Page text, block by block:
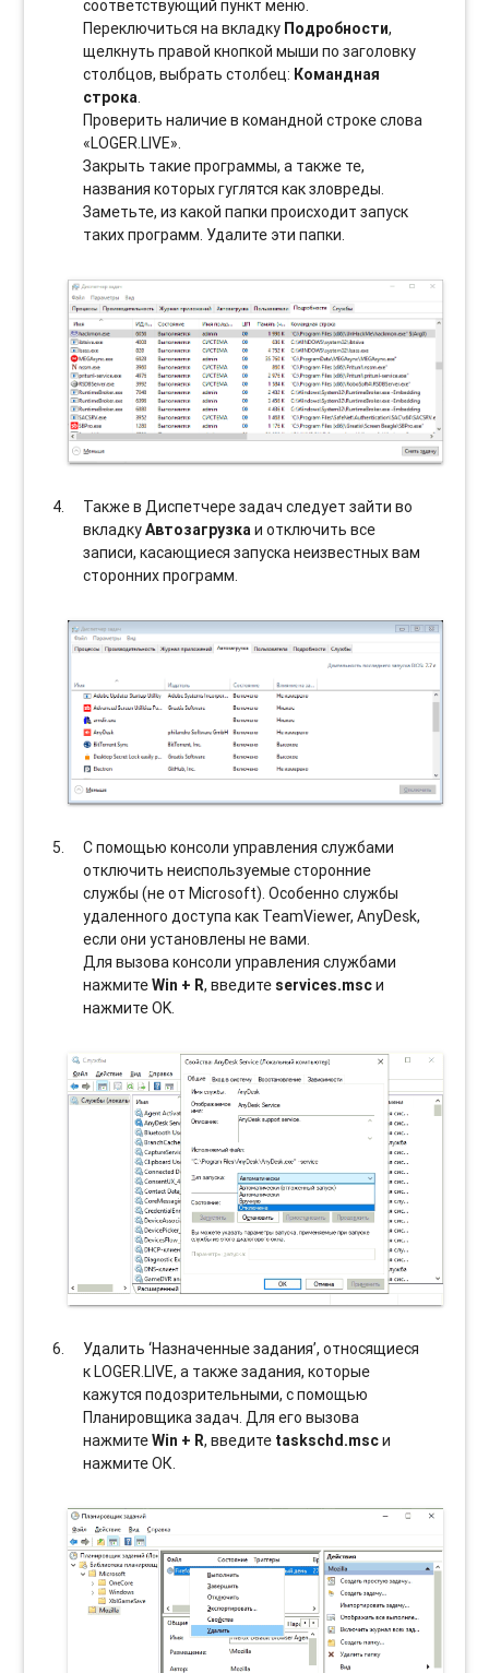
соотвeтствующий пункт меню.
Переключиться на вкладку Подробности,
щелкнуть правой кнопкой мыши по заголовку
столбцов, выбрать столбец: Командная
строка.
Проверить наличие в командной строке слова
«LOGER.LIVE».
Закрыть такие программы, а также те,
названия которых гуглятся как зловреды.
Заметьте, из какой папки происходит запуск
таких программ. Удалите эти папки.
Также в Диспетчере задач следует зайти во
вкладкуАвтозагрузкаи отключить все
записи, касающиеся запуска неизвестных вам
сторонних программ.
С помощью консоли управления службами
отключить неиспользуемые сторонние
службы (не от Microsoft). Особенно службы
удаленного доступа как TeamViewer, AnyDesk,
если они установлены не вами.
Для вызова консоли управления службами
нажмитеWin + R, введите services.mscи
нажмите OK.
Удалить ‘Назначенные задания’, относящиеся
к LOGER.LIVE, а также задания, которые
кажутся подозрительными, с помощью
Планировщика задач. Для его вызова
нажмитеWin + R, введите taskschd.mscи
нажмите ОК.